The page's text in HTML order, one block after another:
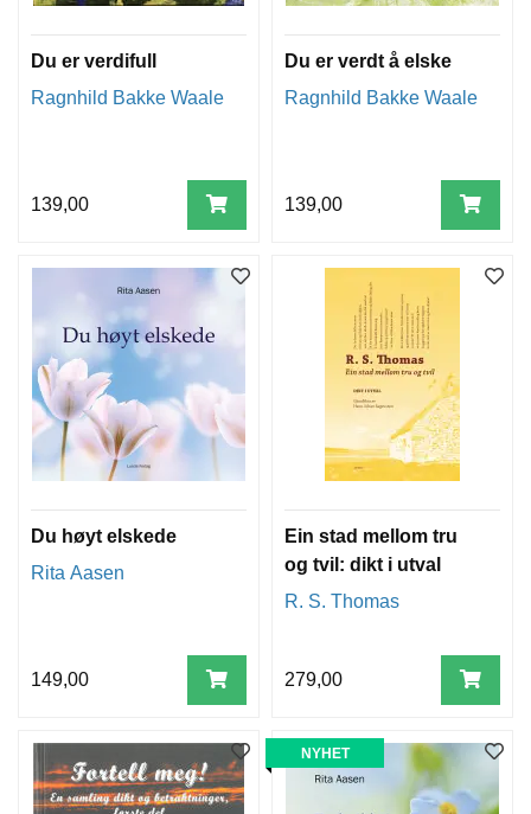
Du er verdifull
Ragnhild Bakke Waale
139,00
Du er verdt å elske
Ragnhild Bakke Waale
139,00
Du høyt elskede
Rita Aasen
149,00
Ein stad mellom tru
og tvil: dikt i utval
R. S. Thomas
279,00
NYHET